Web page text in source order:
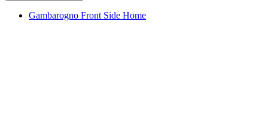
Gambarogno Front Side Home